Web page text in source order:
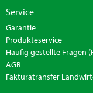
Service
Garantie
Produkteservice
Häufig gestellte Fragen
AGB
Fakturatransfer